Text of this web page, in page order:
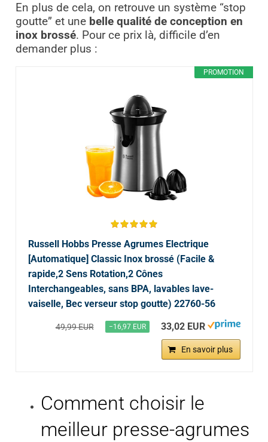
En plus de cela, on retrouve un système “stop
goutte” et une belle qualité de conception en
inox brossé. Pour ce prix là, difficile d’en
demander plus :
PROMOTION
Russell Hobbs Presse Agrumes Electrique
[Automatique] Classic Inox brossé (Facile &
rapide,2 Sens Rotation,2 Cônes
Interchangeables, sans BPA, lavables lave-
vaiselle, Bec verseur stop goutte) 22760-56
49,99 EUR −16,97 EUR 33,02 EUR
En savoir plus
Comment choisir le
meilleur presse-agrumes